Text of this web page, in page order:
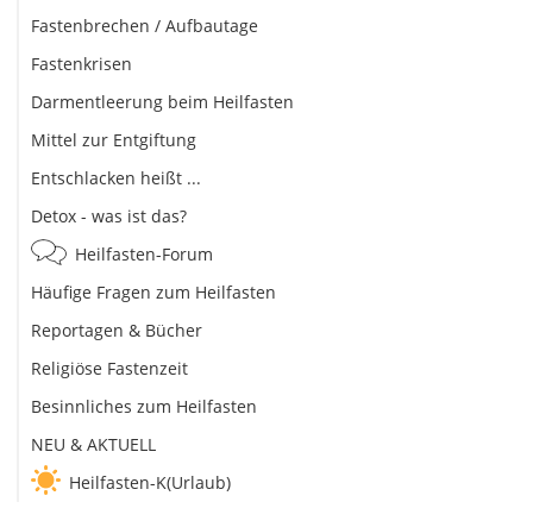
Fastenbrechen / Aufbautage
Fastenkrisen
Darmentleerung beim Heilfasten
Mittel zur Entgiftung
Entschlacken heißt ...
Detox - was ist das?
Heilfasten-Forum
Häufige Fragen zum Heilfasten
Reportagen & Bücher
Religiöse Fastenzeit
Besinnliches zum Heilfasten
NEU & AKTUELL
Heilfasten-K(Urlaub)